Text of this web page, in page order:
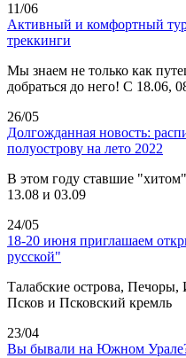
11/06
Активный и комфортный
треккинги
Мы знаем не только как
добраться до него! С 18.06,
26/05
Долгожданная новость:
полуострову на лето 2022
В этом году ставшие
13.08 и 03.09
24/05
18-20 июня приглашаем
русской"
Талабские острова,
Псков и Псковский кремль
23/04
Вы бывали на Южном